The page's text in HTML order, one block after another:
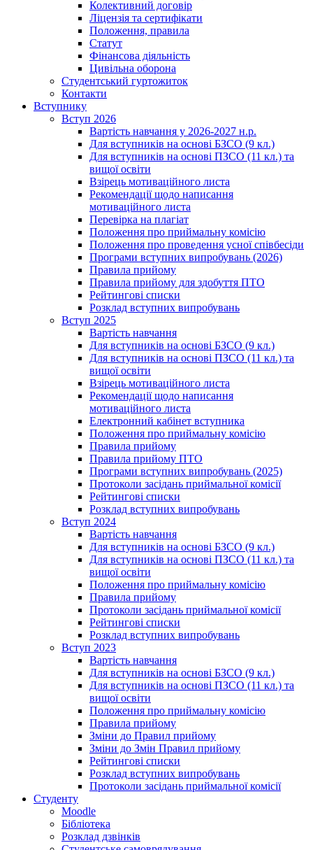
Колективний договір
Ліцензія та сертифікати
Положення, правила
Статут
Фінансова діяльність
Цивільна оборона
Студентський гуртожиток
Контакти
Вступнику
Вступ 2026
Вартість навчання у 2026-2027 н.р.
Для вступників на основі БЗСО (9 кл.)
Для вступників на основі ПЗСО (11 кл.) та
вищої освіти
Взірець мотиваційного листа
Рекомендації щодо написання
мотиваційного листа
Перевірка на плагіат
Положення про приймальну комісію
Положення про проведення усної співбесіди
Програми вступних випробувань (2026)
Правила прийому
Правила прийому для здобуття ПТО
Рейтингові списки
Розклад вступних випробувань
Вступ 2025
Вартість навчання
Для вступників на основі БЗСО (9 кл.)
Для вступників на основі ПЗСО (11 кл.) та
вищої освіти
Взірець мотиваційного листа
Рекомендації щодо написання
мотиваційного листа
Електронний кабінет вступника
Положення про приймальну комісію
Правила прийому
Правила прийому ПТО
Програми вступних випробувань (2025)
Протоколи засідань приймальної комісії
Рейтингові списки
Розклад вступних випробувань
Вступ 2024
Вартість навчання
Для вступників на основі БЗСО (9 кл.)
Для вступників на основі ПЗСО (11 кл.) та
вищої освіти
Положення про приймальну комісію
Правила прийому
Протоколи засідань приймальної комісії
Рейтингові списки
Розклад вступних випробувань
Вступ 2023
Вартість навчання
Для вступників на основі БЗСО (9 кл.)
Для вступників на основі ПЗСО (11 кл.) та
вищої освіти
Положення про приймальну комісію
Правила прийому
Зміни до Правил прийому
Зміни до Змін Правил прийому
Рейтингові списки
Розклад вступних випробувань
Протоколи засідань приймальної комісії
Студенту
Moodle
Бібліотека
Розклад дзвінків